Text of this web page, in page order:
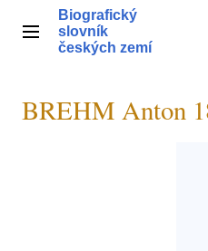
obsahHlavní menu
Biografický
slovník
českých zemí
BREHM Anton